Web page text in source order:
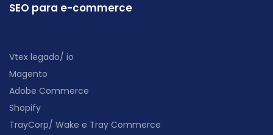
SEO para e-commerce
Vtex legado/ io
Magento
Adobe Commerce
Shopify
TrayCorp/ Wake e Tray Commerce